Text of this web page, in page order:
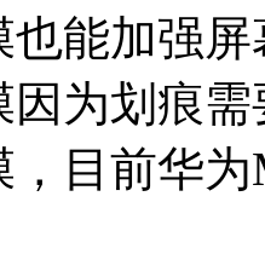
能加强
因为划痕
目前华